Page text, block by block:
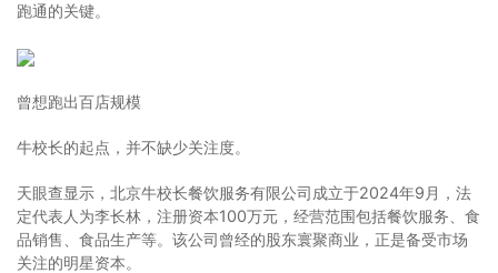
跑通的关键。
曾想跑出百店规模
牛校长的起点，并不缺少关注度。
天眼查显示，北京牛校长餐饮服务有限公司成立于2024年9月，法
定代表人为李长林，注册资本100万元，经营范围包括餐饮服务、食
品销售、食品生产等。该公司曾经的股东寰聚商业，正是备受市场
关注的明星资本。